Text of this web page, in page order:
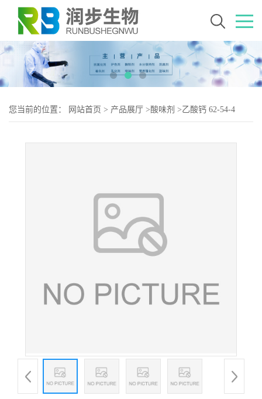
您当前的位置： 网站首页 > 产品展厅 >酸味剂 >乙酸钙 62-54-4